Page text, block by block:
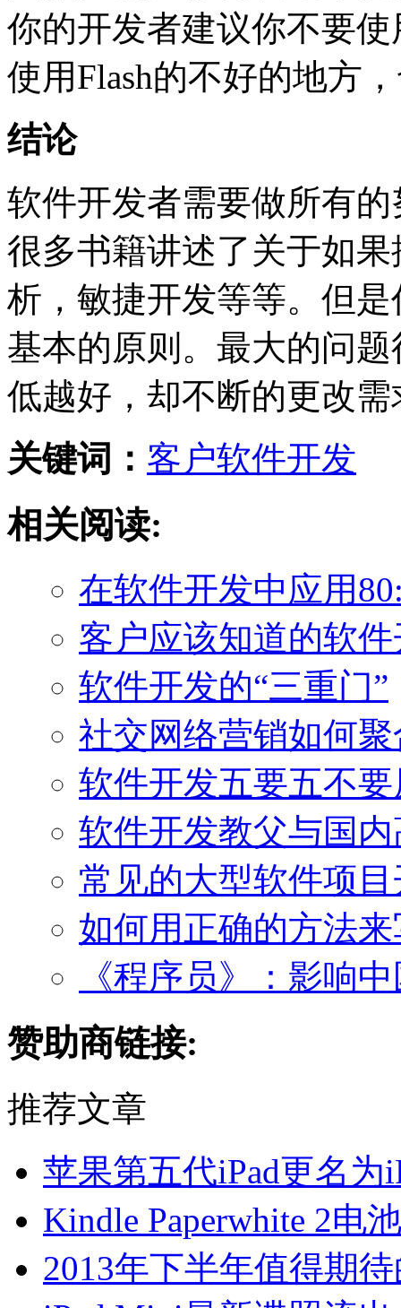
你的开发者建议你不要
使用Flash的不好的地方
结论
软件开发者需要做所有
很多书籍讲述了关于如
析，敏捷开发等等。但
基本的原则。最大的问
低越好，却不断的更改
关键词： 客户软件开发
相关阅读:
在软件开发中应用
客户应该知道的软
软件开发的“三重门”
社交网络营销如何
软件开发五要五不
软件开发教父与国
常见的大型软件项
如何用正确的方法
《程序员》：影响
赞助商链接:
推荐文章
苹果第五代iPad更名为
Kindle Paperwhite 2电
2013年下半年值得期